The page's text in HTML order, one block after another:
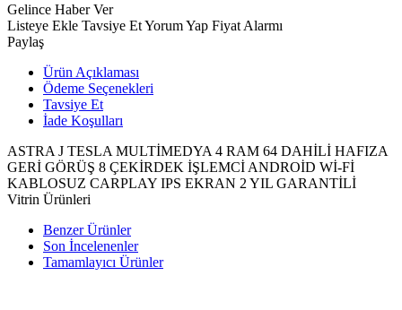
Gelince Haber Ver
Listeye Ekle Tavsiye EtYorum Yap Fiyat Alarmı
Paylaş
Ürün Açıklaması
Ödeme Seçenekleri
Tavsiye Et
İade Koşulları
ASTRA J TESLA MULTİMEDYA 4 RAM 64 DAHİLİ HAFIZA
GERİ GÖRÜŞ 8 ÇEKİRDEK İŞLEMCİ ANDROİD Wİ-Fİ
KABLOSUZ CARPLAY IPS EKRAN 2 YIL GARANTİLİ
Vitrin Ürünleri
Benzer Ürünler
Son İncelenenler
Tamamlayıcı Ürünler